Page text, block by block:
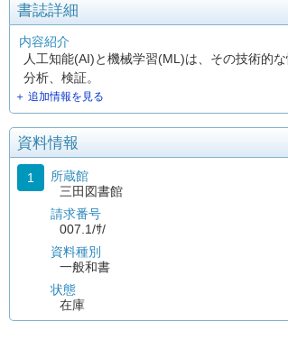
書誌詳細
内容紹介
人工知能(AI)と機械学習(ML)は、その技術的
分析、検証。
＋ 追加情報を見る
資料情報
1
所蔵館
三田図書館
請求番号
007.1/ｻ/
資料種別
一般和書
状態
在庫